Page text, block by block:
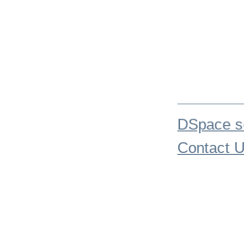
DSpace
Contact